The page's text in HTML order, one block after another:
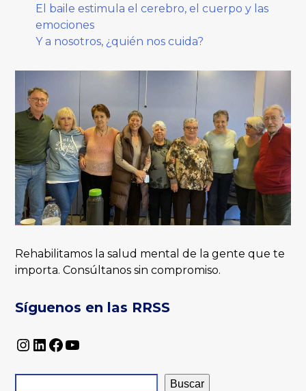
El baile estimula el cerebro, el cuerpo y las
emociones
Y a nosotros, ¿quién nos cuida?
Rehabilitamos la salud mental de la gente que te
importa. Consúltanos sin compromiso.
Síguenos en las RRSS
Instagram
LinkedIn
Facebook
YouTube
Buscar